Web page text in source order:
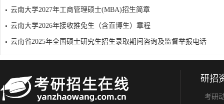
云南大学2027年工商管理硕士(MBA)招生简章
云南大学2026年接收推免生（含直博生）章程
云南省2025年全国硕士研究生招生录取期间咨询及监督举报电话
研招
考研